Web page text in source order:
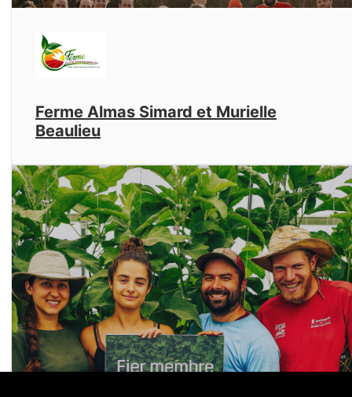
Ferme Almas Simard et Murielle
Beaulieu